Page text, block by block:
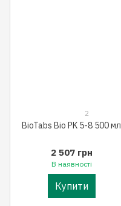
2
BioTabs Bio PK 5-8 500 мл
2 507 грн
В наявності
Купити